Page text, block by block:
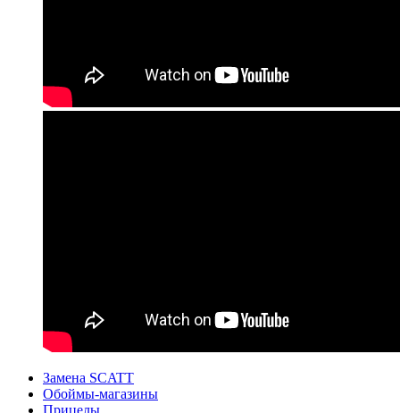
Замена SCATT
Обоймы-магазины
Прицелы